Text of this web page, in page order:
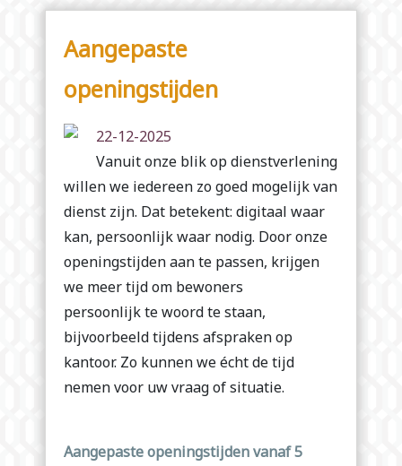
Aangepaste
openingstijden
22-12-2025
Vanuit onze blik op dienstverlening
willen we iedereen zo goed mogelijk van
dienst zijn. Dat betekent: digitaal waar
kan, persoonlijk waar nodig. Door onze
openingstijden aan te passen, krijgen
we meer tijd om bewoners
persoonlijk te woord te staan,
bijvoorbeeld tijdens afspraken op
kantoor. Zo kunnen we écht de tijd
nemen voor uw vraag of situatie.
Aangepaste openingstijden vanaf 5